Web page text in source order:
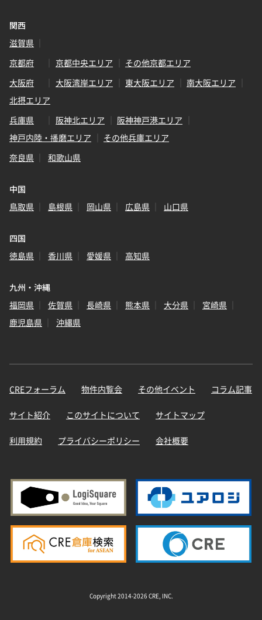
関西
滋賀県
京都府
京都中央エリア
その他京都エリア
大阪府
大阪湾岸エリア 東大阪エリア
南大阪エリア
北摂エリア
兵庫県
阪神北エリア
阪神神戸港エリア
神戸内陸・播磨エリア
その他兵庫エリア
奈良県
和歌山県
中国
鳥取県
島根県 岡山県 広島県 山口県
四国
徳島県
香川県 愛媛県 高知県
九州・沖縄
福岡県
佐賀県 長崎県 熊本県 大分県
宮崎県
鹿児島県
沖縄県
CREフォーラム 物件内覧会 その他イベント コラム記事
サイト紹介 このサイトについて サイトマップ
利用規約 プライバシーポリシー 会社概要
Copyright 2014-2026 CRE, INC.